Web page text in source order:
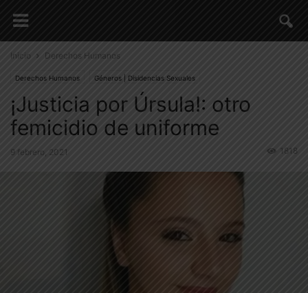
Inicio Derechos Humanos
Derechos Humanos Géneros | Disidencias Sexuales
¡Justicia por Úrsula!: otro
femicidio de uniforme
9 febrero, 2021 1818